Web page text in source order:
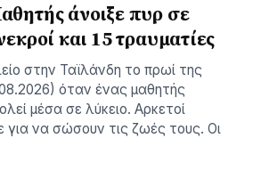
άνοιξε πυρ σε
και 15 τραυματίες
στην Ταϊλάνδη το πρωί της
όταν ένας μαθητής
μέσα σε λύκειο. Αρκετοί
για να σώσουν τις ζωές τους. Οι